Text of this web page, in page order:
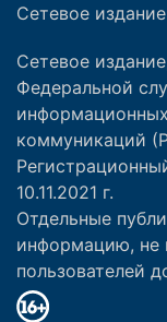
Сетевое
Сетевое
Федеральной
коммуникаций
10.11.2021 г.
Отдельные
информацию, не
пользователей